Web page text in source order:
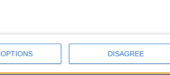
DISAGREE
δεν ικανοποιούν τις ανάγκες σας
Chart